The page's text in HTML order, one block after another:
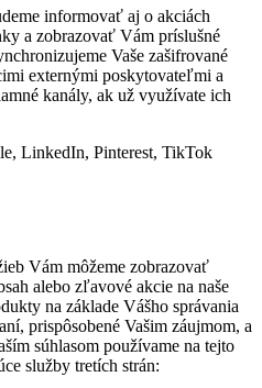
informovať aj o akciách
a zobrazovať Vám príslušné
Vaše zašifrované
externými poskytovateľmi a
kanály, ak už využívate ich
LinkedIn, Pinterest, TikTok
Vám môžeme zobrazovať
alebo zľavové akcie na naše
na základe Vášho správania
prispôsobené Vašim záujmom, a
súhlasom používame na tejto
služby tretích strán: